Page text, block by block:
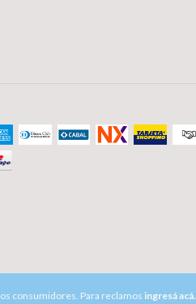
consumidores. Para reclamos ingresá acá.